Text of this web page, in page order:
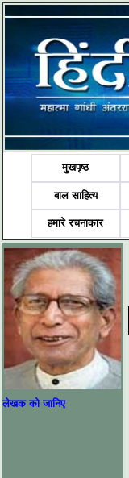
मुखपृष्ठ
बाल साहित्य
हमारे रचनाकार
लेखक को जानिए